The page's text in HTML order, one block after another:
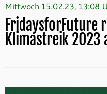
Mittwoch 15.02.23, 13:08
FridaysforFuture
Klimastreik 2023